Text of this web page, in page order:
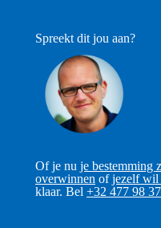
Spreekt dit jou aan?
Of je nu je bestemming
overwinnen ofjezelf wil
klaar. Bel +32 477 98